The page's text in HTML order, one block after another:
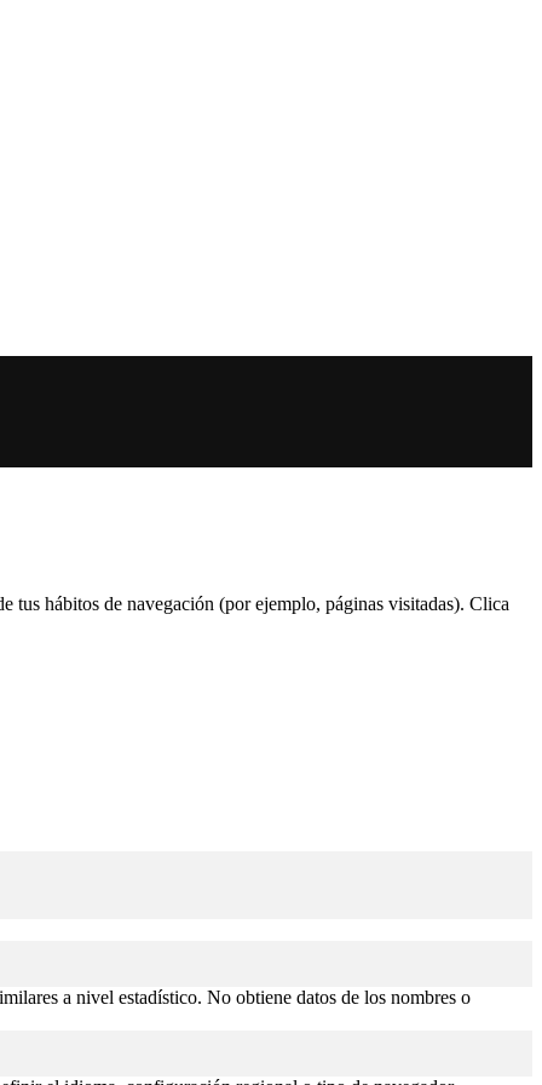
tus hábitos de navegación (por ejemplo, páginas visitadas). Clica
a nivel estadístico. No obtiene datos de los nombres o